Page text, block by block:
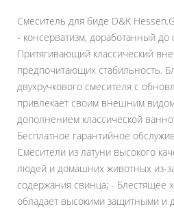
Смеситель для биде D&K
- консерватизм, доработанный до
Притягивающий классический
предпочитающих стабильность.
двухручкового смесителя с
привлекает своим внешним
дополнением классической
Бесплатное гарантийное
Смесители из латуни высокого
людей и домашних животных из-
содержания свинца; - Блестящее
обладает высокими защитными и